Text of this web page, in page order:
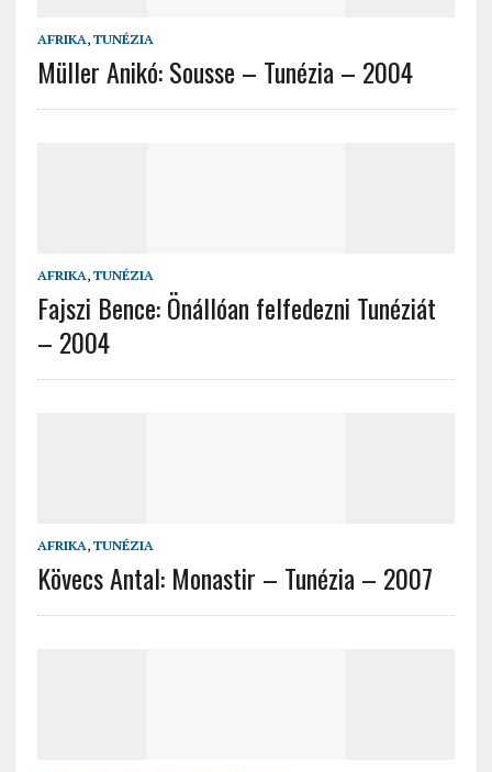
AFRIKA, TUNÉZIA
Müller Anikó: Sousse – Tunézia – 2004
AFRIKA, TUNÉZIA
Fajszi Bence: Önállóan felfedezni Tunéziát
– 2004
AFRIKA, TUNÉZIA
Kövecs Antal: Monastir – Tunézia – 2007